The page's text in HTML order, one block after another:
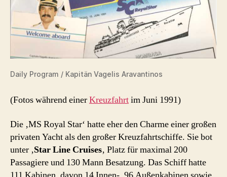
Daily Program / Kapitän Vagelis Aravantinos
(Fotos während einerKreuzfahrtim Juni 1991)
Die ‚MS Royal Star‘ hatte eher den Charme einer großen
privaten Yacht als den großer Kreuzfahrtschiffe. Sie bot
unter ‚Star Line Cruises‚ Platz für maximal 200
Passagiere und 130 Mann Besatzung. Das Schiff hatte